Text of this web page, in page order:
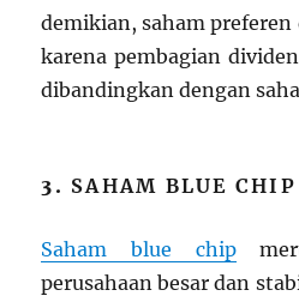
demikian, saham
karena pembagian
dibandingkan dengan
3. SAHAM BLUE CHIP
Saham blue chip
perusahaan besar dan